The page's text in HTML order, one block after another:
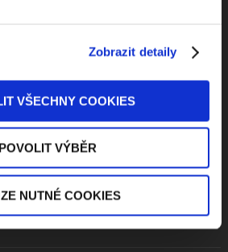
Zobrazit detaily
VŠECHNY COOKIES
POVOLIT VÝBĚR
NUTNÉ COOKIES
NEWSLETTER